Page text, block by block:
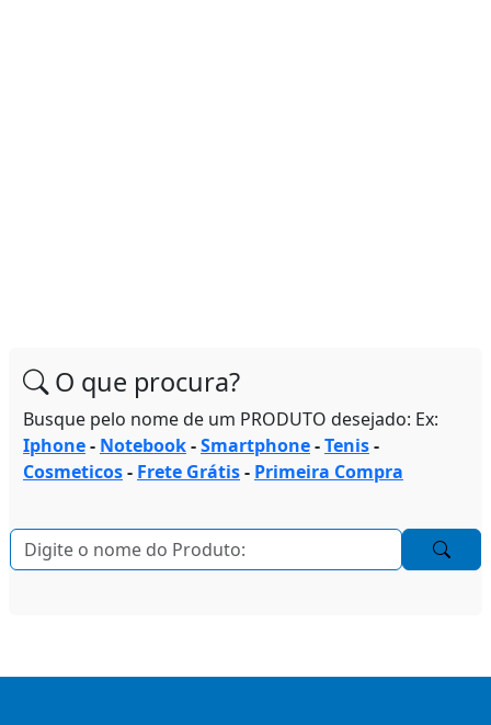
O que procura?
Busque pelo nome de um PRODUTO desejado: Ex:
Iphone- Notebook-Smartphone-Tenis-
Cosmeticos- Frete Grátis- Primeira Compra